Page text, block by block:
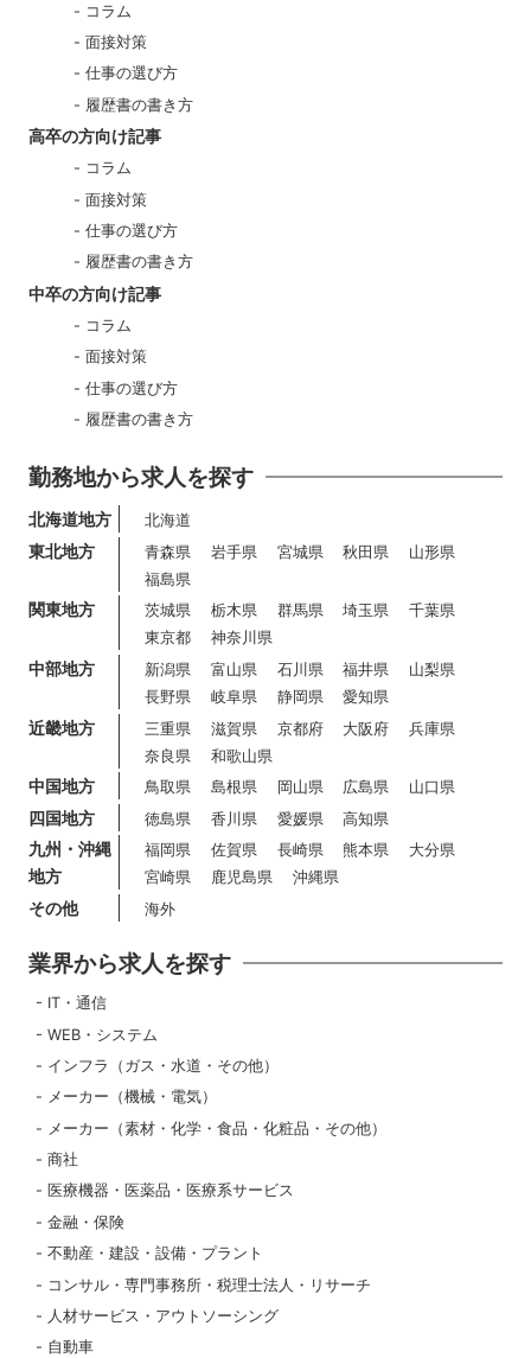
コラム
面接対策
仕事の選び方
履歴書の書き方
高卒の方向け記事
コラム
面接対策
仕事の選び方
履歴書の書き方
中卒の方向け記事
コラム
面接対策
仕事の選び方
履歴書の書き方
勤務地から求人を探す
北海道地方 北海道
東北地方 青森県 岩手県 宮城県 秋田県
山形県
福島県
関東地方 茨城県 栃木県 群馬県 埼玉県
千葉県
東京都
神奈川県
中部地方 新潟県 富山県 石川県 福井県
山梨県
長野県
岐阜県 静岡県 愛知県
近畿地方 三重県 滋賀県 京都府 大阪府
兵庫県
奈良県
和歌山県
中国地方 鳥取県 島根県 岡山県 広島県 山口県
四国地方 徳島県 香川県 愛媛県 高知県
九州・沖縄
地方
福岡県 佐賀県 長崎県 熊本県
大分県
宮崎県
鹿児島県 沖縄県
その他 海外
業界から求人を探す
IT・通信
WEB・システム
インフラ（ガス・水道・その他）
メーカー（機械・電気）
メーカー（素材・化学・食品・化粧品・その他）
商社
医療機器・医薬品・医療系サービス
金融・保険
不動産・建設・設備・プラント
コンサル・専門事務所・税理士法人・リサーチ
人材サービス・アウトソーシング
自動車